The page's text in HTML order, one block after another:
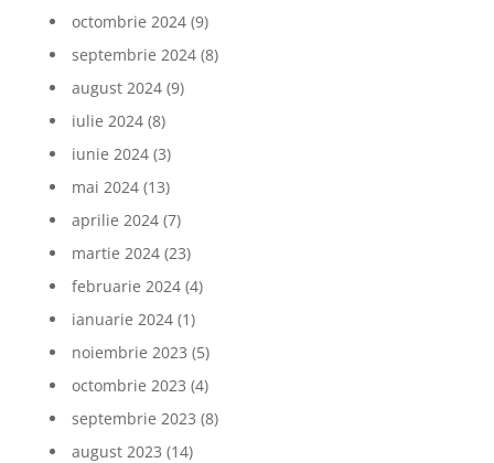
octombrie 2024(9)
septembrie 2024(8)
august 2024(9)
iulie 2024(8)
iunie 2024(3)
mai 2024(13)
aprilie 2024(7)
martie 2024(23)
februarie 2024(4)
ianuarie 2024(1)
noiembrie 2023 (5)
octombrie 2023 (4)
septembrie 2023 (8)
august 2023 (14)